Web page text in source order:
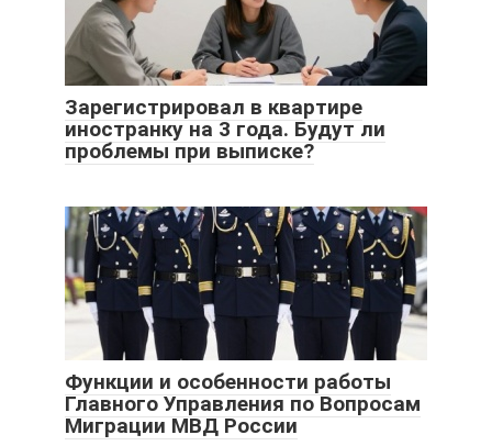
Зарегистрировал в квартире
иностранку на 3 года. Будут ли
проблемы при выписке?
Функции и особенности работы
Главного Управления по Вопросам
Миграции МВД России